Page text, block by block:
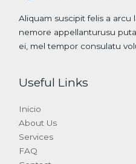
Aliquam suscipit felis a
nemore appellanturusu
ei, mel tempor consulatu
Useful Links
Inicio
About Us
Services
FAQ